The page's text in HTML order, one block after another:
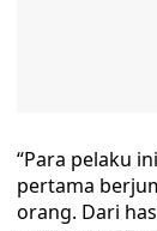
“Para pelaku
pertama
orang. Dari